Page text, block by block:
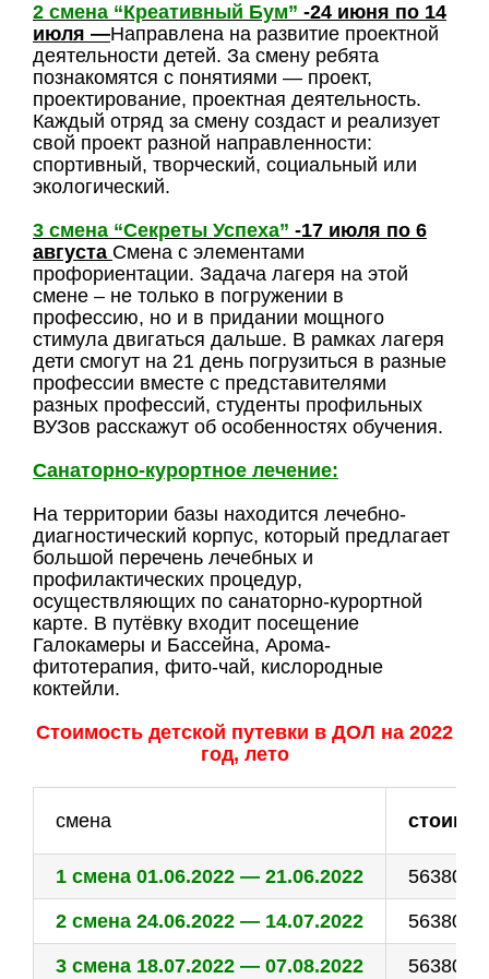
2 смена “Креативный Бум” -24 июня по 14
июля —Направлена на развитие проектной
деятельности детей. За смену ребята
познакомятся с понятиями — проект,
проектирование, проектная деятельность.
Каждый отряд за смену создаст и реализует
свой проект разной направленности:
спортивный, творческий, социальный или
экологический.
3 смена “Секреты Успеха” -17 июля по 6
августа Смена с элементами
профориентации. Задача лагеря на этой
смене – не только в погружении в
профессию, но и в придании мощного
стимула двигаться дальше. В рамках лагеря
дети смогут на 21 день погрузиться в разные
профессии вместе с представителями
разных профессий, студенты профильных
ВУЗов расскажут об особенностях обучения.
Санаторно-курортное лечение:
На территории базы находится лечебно-
диагностический корпус, который предлагает
большой перечень лечебных и
профилактических процедур,
осуществляющих по санаторно-курортной
карте. В путёвку входит посещение
Галокамеры и Бассейна, Арома-
фитотерапия, фито-чай, кислородные
коктейли.
Стоимость детской путевки в ДОЛ на 2022
год, лето
смена
1 смена 01.06.2022 — 21.06.2022 56380,60
2 смена 24.06.2022 — 14.07.2022 56380,60
3 смена 18.07.2022 — 07.08.2022 56380,60